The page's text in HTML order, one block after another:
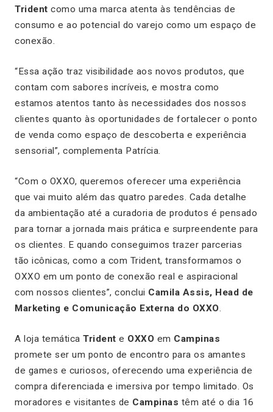
Trident como uma marca atenta às tendências de
consumo e ao potencial do varejo como um espaço de
conexão.
“Essa ação traz visibilidade aos novos produtos, que
contam com sabores incríveis, e mostra como
estamos atentos tanto às necessidades dos nossos
clientes quanto às oportunidades de fortalecer o ponto
de venda como espaço de descoberta e experiência
sensorial”, complementa Patrícia.
“Com o OXXO, queremos oferecer uma experiência
que vai muito além das quatro paredes. Cada detalhe
da ambientação até a curadoria de produtos é pensado
para tornar a jornada mais prática e surpreendente para
os clientes. E quando conseguimos trazer parcerias
tão icônicas, como a com Trident, transformamos o
OXXO em um ponto de conexão real e aspiracional
com nossos clientes”, conclui Camila Assis, Head de
Marketing e Comunicação Externa do OXXO.
A loja temática Trident e OXXO em Campinas
promete ser um ponto de encontro para os amantes
de games e curiosos, oferecendo uma experiência de
compra diferenciada e imersiva por tempo limitado. Os
moradores e visitantes de Campinas têm até o dia 16